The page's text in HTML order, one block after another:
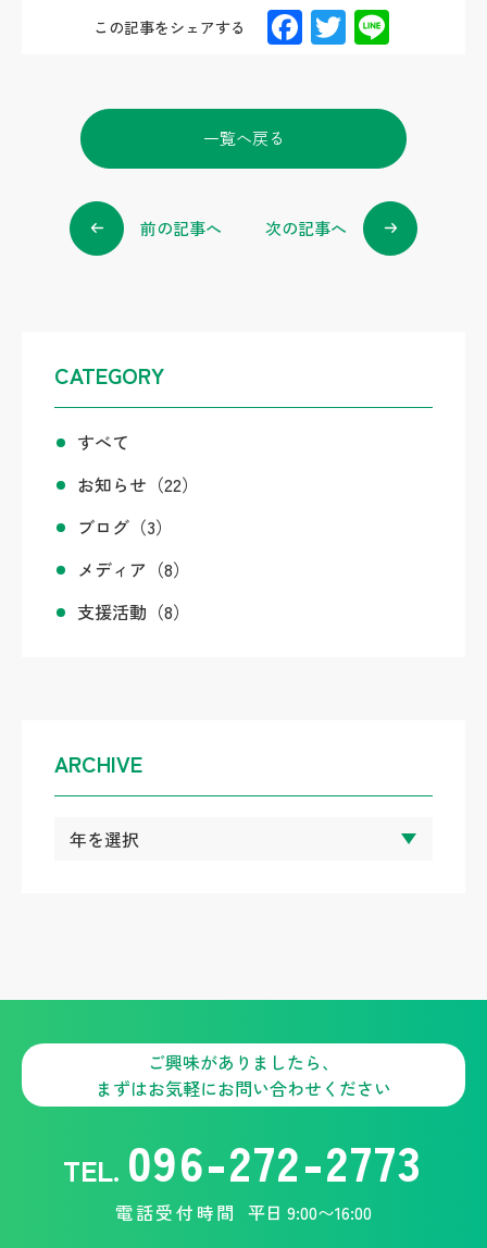
この記事をシェアする F
ac
e
o
k
T
wi
tt
一覧へ戻る
前の記事へ 次の記事へ
CATEGORY
すべて
お知らせ （22）
ブログ （3）
メディア （8）
支援活動 （8）
ARCHIVE
ご興味がありましたら、
まずはお気軽にお問い合わせください
TEL. 096-272-2773
電話受付時間 平日 9:00〜16:00